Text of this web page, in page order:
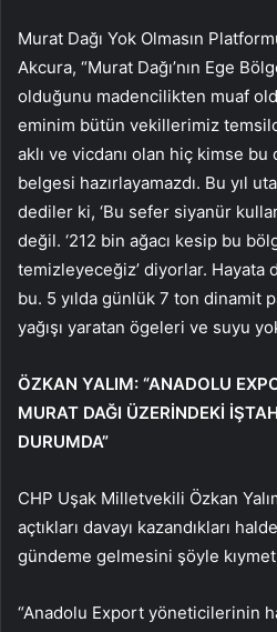
Murat Dağı Yok Olmasın
Akcura, “Murat Dağı’nın Ege
olduğunu madencilikten muaf
eminim bütün vekillerimiz
aklı ve vicdanı olan hiç kimse
belgesi hazırlayamazdı. Bu yıl
dediler ki, ‘Bu sefer siyanür
değil. ‘212 bin ağacı kesip bu
temizleyeceğiz’ diyorlar. Hayata
bu. 5 yılda günlük 7 ton dinamit
yağışı yaratan ögeleri ve suyu
ÖZKAN YALIM: “ANADOLU
MURAT DAĞI ÜZERİNDEKİ
DURUMDA”
CHP Uşak Milletvekili Özkan
açtıkları davayı kazandıkları
gündeme gelmesini şöyle
“Anadolu Export yöneticilerinin